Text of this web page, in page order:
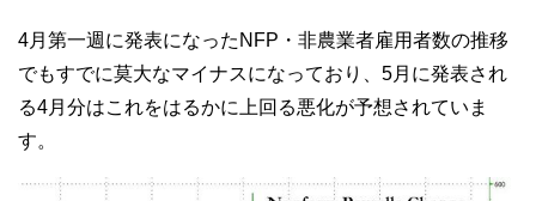
4月第一週に発表になったNFP・非農業者雇用者数の推移
でもすでに莫大なマイナスになっており、5月に発表され
る4月分はこれをはるかに上回る悪化が予想されていま
す。